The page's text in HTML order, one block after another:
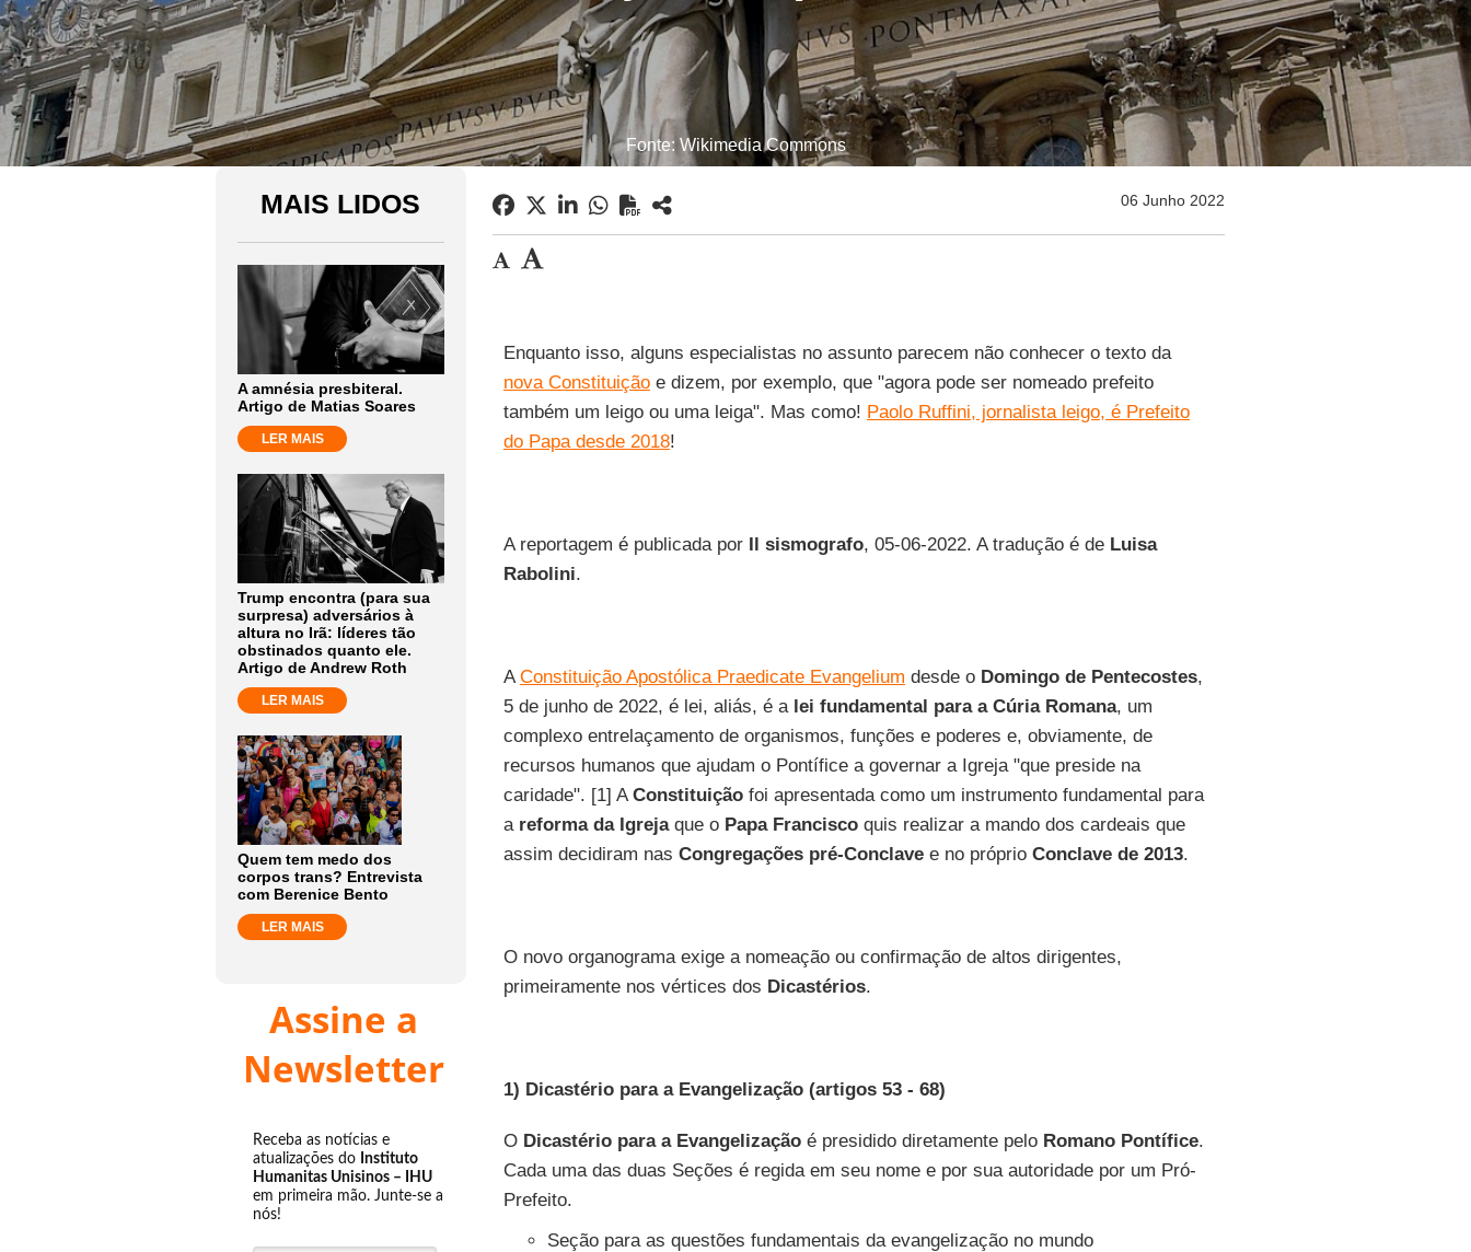
Fonte: Wikimedia Commons
MAIS LIDOS
A amnésia presbiteral.
Artigo de Matias Soares
LER MAIS
Trump encontra (para sua
surpresa) adversários à
altura no Irã: líderes tão
obstinados quanto ele.
Artigo de Andrew Roth
LER MAIS
Quem tem medo dos
corpos trans? Entrevista
com Berenice Bento
LER MAIS
Assine a
Newsletter
Receba as notícias e
atualizações do Instituto
Humanitas Unisinos – IHU
em primeira mão. Junte-se a
nós!
06 Junho 2022
Enquanto isso, alguns especialistas no assunto parecem não conhecer o texto da
nova Constituiçãoe dizem, por exemplo, que "agora pode ser nomeado prefeito
também um leigo ou uma leiga". Mas como! Paolo Ruffini, jornalista leigo, é Prefeito
do Papa desde 2018!
A reportagem é publicada porIl sismografo, 05-06-2022. A tradução é de Luisa
Rabolini.
AConstituição Apostólica Praedicate Evangelium desde o Domingo de Pentecostes,
5 de junho de 2022, é lei, aliás, é a lei fundamental para a Cúria Romana, um
complexo entrelaçamento de organismos, funções e poderes e, obviamente, de
recursos humanos que ajudam o Pontífice a governar a Igreja "que preside na
caridade". [1] AConstituiçãofoi apresentada como um instrumento fundamental para
a reforma da Igrejaque o Papa Franciscoquis realizar a mando dos cardeais que
assim decidiram nas Congregações pré-Conclavee no próprio Conclave de 2013.
O novo organograma exige a nomeação ou confirmação de altos dirigentes,
primeiramente nos vértices dos Dicastérios.
1) Dicastério para a Evangelização (artigos 53 - 68)
O Dicastério para a Evangelizaçãoé presidido diretamente pelo Romano Pontífice.
Cada uma das duas Seções é regida em seu nome e por sua autoridade por um Pró-
Prefeito.
Seção para as questões fundamentais da evangelização no mundo